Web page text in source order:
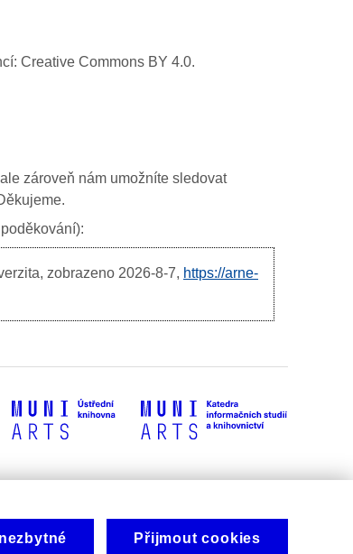
Creative Commons BY 4.0.
zároveň nám umožníte sledovat
zobrazeno 2026-8-7, https://arne-
Přijmout cookies